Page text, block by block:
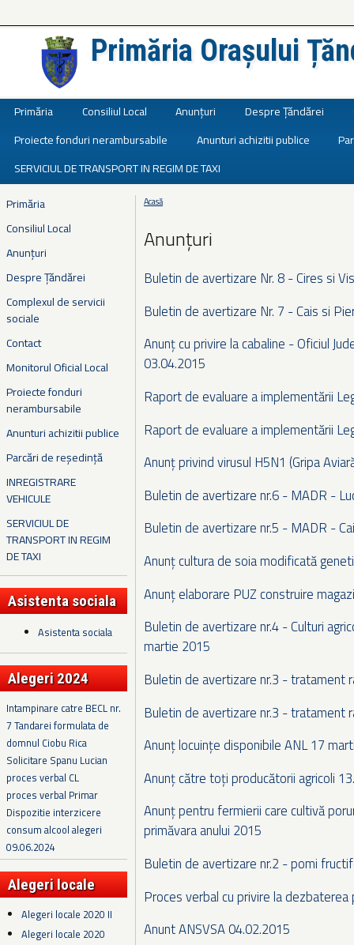
Primăria Orașului
Primăria Consiliul Local Anunțuri Despre Țăndărei
Proiecte fonduri nerambursabile
Anunturi achizitii publice
SERVICIUL DE TRANSPORT IN REGIM DE TAXI
Primăria
Consiliul Local
Anunțuri
Despre Țăndărei
Complexul de servicii
sociale
Contact
Monitorul Oficial Local
Proiecte fonduri
nerambursabile
Anunturi achizitii publice
Parcări de reședință
INREGISTRARE
VEHICULE
SERVICIUL DE
TRANSPORT IN REGIM
DE TAXI
Asistenta sociala
Asistenta sociala
Alegeri 2024
Intampinare catre BECL nr.
7 Tandarei formulata de
domnul Ciobu Rica
Solicitare Spanu Lucian
proces verbal CL
proces verbal Primar
Dispozitie interzicere
consum alcool alegeri
09.06.2024
Alegeri locale
Alegeri locale 2020 II
Alegeri locale 2020
Eşti aici
Acasă
Anunțuri
Buletin de avertizare Nr. 8 - Cires si
Buletin de avertizare Nr. 7 - Cais si
Anunț cu privire la cabaline - Oficiul
03.04.2015
Raport de evaluare a implementării
Raport de evaluare a implementării
Anunț privind virusul H5N1 (Gripa
Buletin de avertizare nr.6 - MADR -
Buletin de avertizare nr.5 - MADR -
Anunț cultura de soia modificată
Anunț elaborare PUZ construire
Buletin de avertizare nr.4 - Culturi
martie 2015
Buletin de avertizare nr.3 - tratament
Buletin de avertizare nr.3 - tratament
Anunț locuințe disponibile ANL 17
Anunț către toți producătorii agricoli
Anunț pentru fermierii care cultivă
primăvara anului 2015
Buletin de avertizare nr.2 - pomi
Proces verbal cu privire la dezbaterea
Anunt ANSVSA 04.02.2015